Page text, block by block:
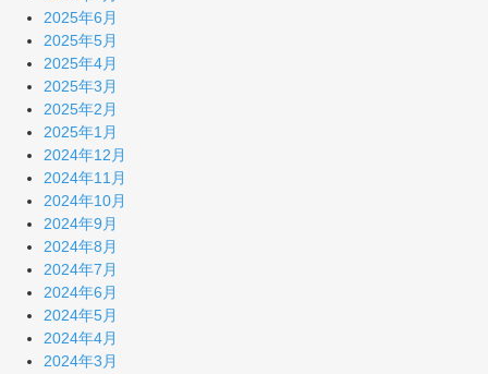
2025年6月
2025年5月
2025年4月
2025年3月
2025年2月
2025年1月
2024年12月
2024年11月
2024年10月
2024年9月
2024年8月
2024年7月
2024年6月
2024年5月
2024年4月
2024年3月